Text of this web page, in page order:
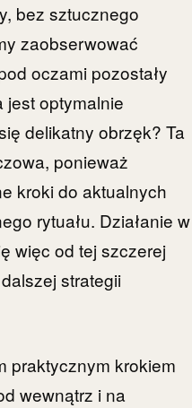
bez sztucznego
zaobserwować
oczami pozostały
optymalnie
delikatny obrzęk? Ta
ponieważ
kroki do aktualnych
rytuału. Działanie w
więc od tej szczerej
strategii
praktycznym krokiem
wewnątrz i na